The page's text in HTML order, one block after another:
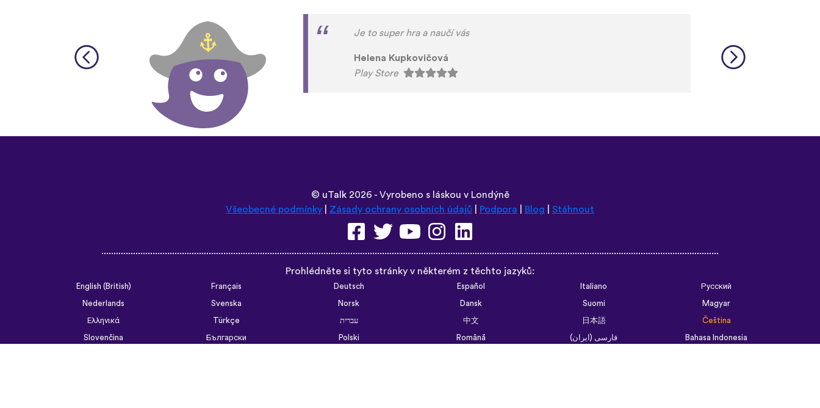
Vypadá dobře. Doporučuji.
Marti Pašek
Play Store
Prohlédněte si tyto stránky v některém z těchto jazyků:
English (British) Français Deutsch Español Italiano
Русский
Norsk Dansk
Ελληνικά
Türkçe עברית 中文 日本語
Čeština
Slovenčina
Български Polski Română فارسی (ایران)
Bahasa Indonesia
ไทย
Tiếng Việt 한국어 Português do Brasil Українська
العربية الرسمية الحديثة
Монгол
Azərbaycan dili